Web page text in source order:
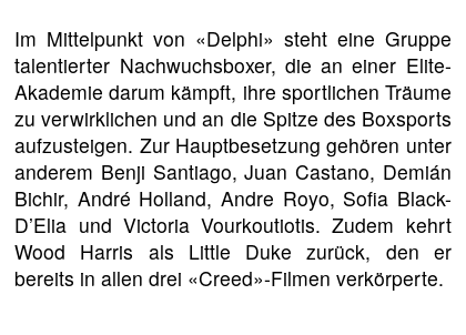
Im Mittelpunkt von «Delphi» steht eine Gruppe
talentierter Nachwuchsboxer, die an einer Elite-
Akademie darum kämpft, ihre sportlichen Träume
zu verwirklichen und an die Spitze des Boxsports
aufzusteigen. Zur Hauptbesetzung gehören unter
anderem Benji Santiago, Juan Castano, Demián
Bichir, André Holland, Andre Royo, Sofia Black-
D’Elia und Victoria Vourkoutiotis. Zudem kehrt
Wood Harris als Little Duke zurück, den er
bereits in allen drei «Creed»-Filmen verkörperte.